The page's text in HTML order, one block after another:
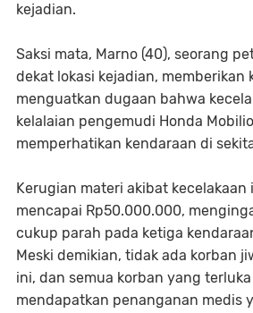
kejadian.
Saksi mata, Marno (40), seorang
dekat lokasi kejadian, memberikan
menguatkan dugaan bahwa
kelalaian pengemudi Honda
memperhatikan kendaraan di
Kerugian materi akibat kecelakaan
mencapai Rp50.000.000,
cukup parah pada ketiga
Meski demikian, tidak ada korban
ini, dan semua korban yang
mendapatkan penanganan medis